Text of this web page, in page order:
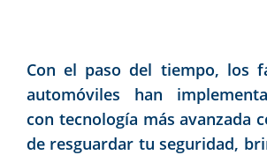
Con el paso del tiempo, los
automóviles han
con tecnología más avanzada
de resguardar tu seguridad,